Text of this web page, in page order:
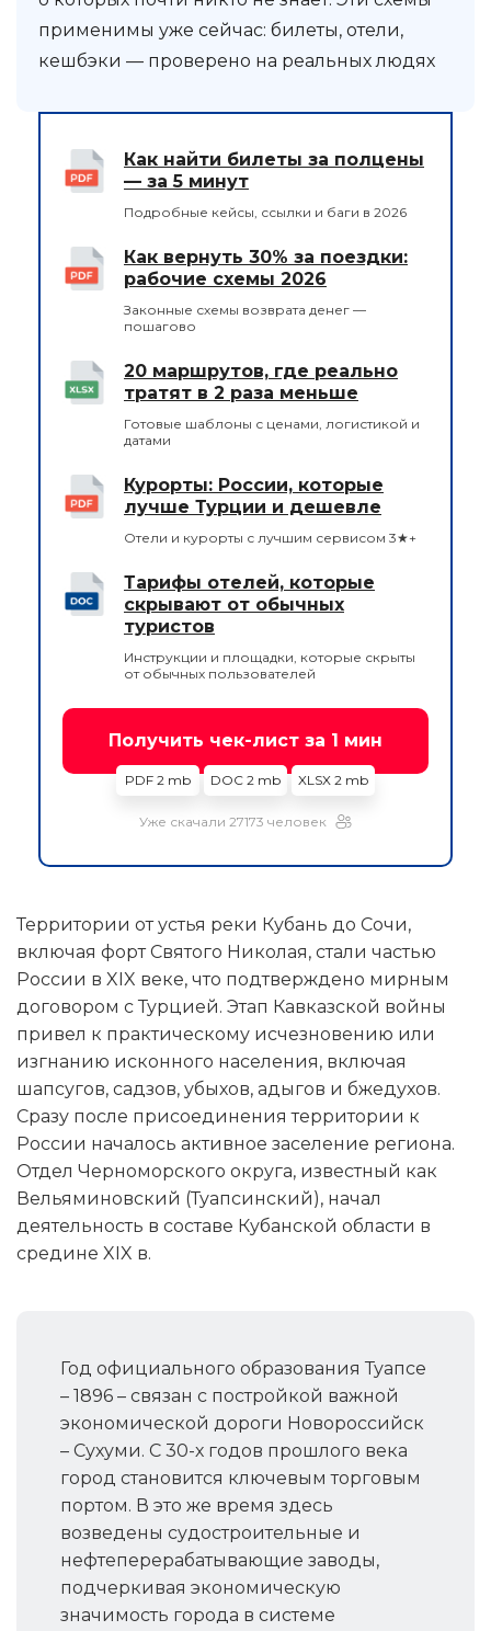
применимы уже сейчас: билеты, отели,
кешбэки — проверено на реальных людях
Как найти билеты за полцены
— за 5 минут
Подробные кейсы, ссылки и баги в 2026
Как вернуть 30% за поездки:
рабочие схемы 2026
Законные схемы возврата денег —
пошагово
20 маршрутов, где реально
тратят в 2 раза меньше
Готовые шаблоны с ценами, логистикой и
датами
Курорты: России, которые
лучше Турции и дешевле
Отели и курорты с лучшим сервисом 3★+
Тарифы отелей, которые
скрывают от обычных
туристов
Инструкции и площадки, которые скрыты
от обычных пользователей
Получить чек-лист за 1 мин
PDF 2 mb DOC 2 mb XLSX 2 mb
Уже скачали 27173 человек
Территории от устья реки Кубань до Сочи,
включая форт Святого Николая, стали частью
России в XIX веке, что подтверждено мирным
договором с Турцией. Этап Кавказской войны
привел к практическому исчезновению или
изгнанию исконного населения, включая
шапсугов, садзов, убыхов, адыгов и бжедухов.
Сразу после присоединения территории к
России началось активное заселение региона.
Отдел Черноморского округа, известный как
Вельяминовский (Туапсинский), начал
деятельность в составе Кубанской области в
средине XIX в.
Год официального образования Туапсе
– 1896 – связан с постройкой важной
экономической дороги Новороссийск
– Сухуми. С 30-х годов прошлого века
город становится ключевым торговым
портом. В это же время здесь
возведены судостроительные и
нефтеперерабатывающие заводы,
подчеркивая экономическую
значимость города в системе